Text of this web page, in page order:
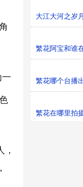
，
大江大河之岁
繁花阿宝和谁
繁花哪个台播
繁花在哪里拍